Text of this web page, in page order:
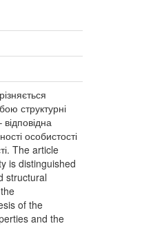
структурні
особистості
The article
is distinguished
structural
of the
and the